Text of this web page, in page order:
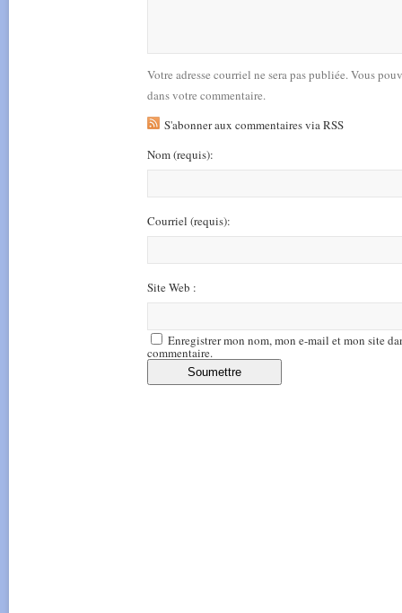
Votre adresse courriel ne sera pas publiée. Vous
dans votre commentaire.
S'abonner aux commentaires via RSS
Nom(requis):
Courriel (requis):
Site Web :
Enregistrer mon nom, mon e-mail et mon site
commentaire.